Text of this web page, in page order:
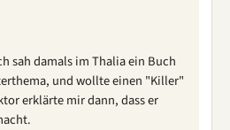
sah damals im Thalia ein Buch
und wollte einen "Killer"
erklärte mir dann, dass er